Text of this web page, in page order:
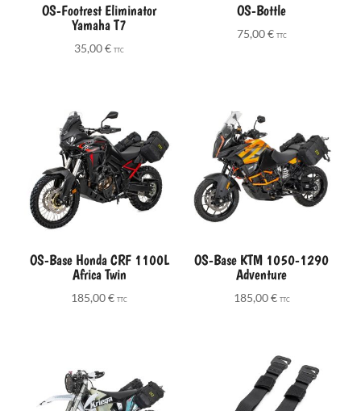
OS-Footrest Eliminator
Yamaha T7
35,00€ TTC
OS-Bottle
75,00€ TTC
OS-Base Honda CRF 1100L
Africa Twin
185,00€ TTC
OS-Base KTM 1050-1290
Adventure
185,00€ TTC